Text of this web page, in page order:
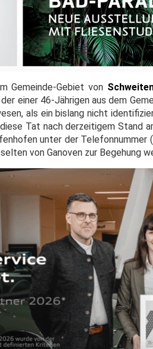
Gemeinde-Gebiet von
einer 46-Jährigen aus dem
als ein bislang nicht
Tat nach derzeitigem Stand
unter der Telefonnummer
von Ganoven zur Begehung